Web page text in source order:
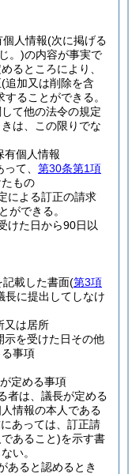
人情報(次に掲げる
。)の内容が事実で
るところにより、
(追加又は削除を含
することができる。
て他の法令の規定
は、この限りでな
有個人情報
て、 第30条第1項
もの
による訂正の請求
ができる。
けた日から90日以
載した書面(第3項
長に提出してしなけ
又は居所
示を受けた日その他
事項
定める事項
者は、議長が定める
情報の本人である
あっては、訂正請
あること)を示す書
い。
あると認めるとき